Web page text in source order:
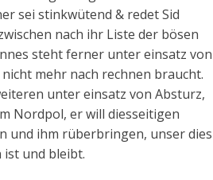
sei stinkwütend & redet Sid
nach ihr Liste der bösen
steht ferner unter einsatz von
mehr nach rechnen braucht.
unter einsatz von Absturz,
Nordpol, er will diesseitigen
und ihm rüberbringen, unser dies
und bleibt.